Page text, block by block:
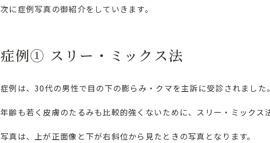
次に症例写真の御紹介をしていきます。
症例① スリー・ミックス法
症例は、30代の男性で目の下の膨らみ・クマを主訴に受診されました。
年齢も若く皮膚のたるみも比較的強くないために、スリー・ミックス
写真は、上が正面像と下が右斜位から見たときの写真となります。